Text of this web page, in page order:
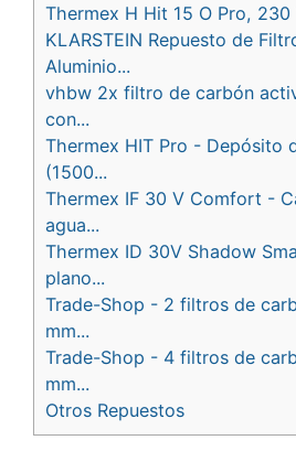
Thermex H Hit 15 O Pro, 230
KLARSTEIN Repuesto de
Aluminio...
vhbw 2x filtro de carbón
con...
Thermex HIT Pro - Depósito
(1500...
Thermex IF 30 V Comfort -
agua...
Thermex ID 30V Shadow
plano...
Trade-Shop - 2 filtros de
mm...
Trade-Shop - 4 filtros de
mm...
Otros Repuestos